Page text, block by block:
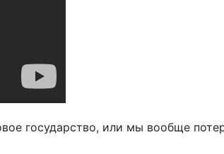
государство, или мы вообще